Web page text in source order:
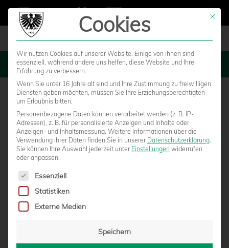
MENU
NACH ZWEI SIEGEN AUS ZWEI SPIELEN –
(AUFTAKT-)HATTRICK
Mit
Cookies
Wir nutzen Cookies auf unserer Website. Einige von ihnen sind
essenziell, während andere uns helfen, diese Website und Ihre
Erfahrung zu verbessern.
Wenn Sie unter 16 Jahre alt sind und Ihre Zustimmung zu freiwilligen
Diensten geben möchten, müssen Sie Ihre Erziehungsberechtigten
um Erlaubnis bitten.
Personenbezogene Daten können verarbeitet werden (z. B. IP-
Adressen), z. B. für personalisierte Anzeigen und Inhalte oder
Anzeigen- und Inhaltsmessung. Weitere Informationen über die
Verwendung Ihrer Daten finden Sie in unserer Datenschutzerklärung.
Sie können Ihre Auswahl jederzeit unter Einstellungen widerrufen
oder anpassen.
Es folgt eine Liste der Service-Gruppen, für die eine
Essenziell
Statistiken
Externe Medien
Speichern